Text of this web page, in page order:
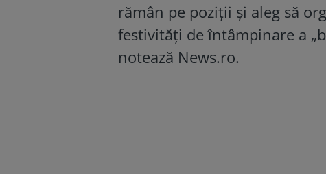
rămân pe poziții și aleg să
festivități de întâmpinare a
notează News.ro.